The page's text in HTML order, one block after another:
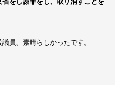
員、素晴らしかったです。